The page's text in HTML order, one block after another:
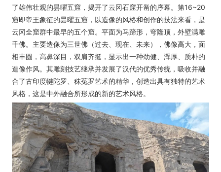
了雄伟壮观的昙曜五窟，揭开了云冈石窟开凿的序幕。第16~20
窟即帝王象征的昙曜五窟，以造像的风格和创作的技法来看，是
云冈全窟群中最早的五个窟。平面为马蹄形，穹隆顶，外壁满雕
千佛。主要造像为三世佛（过去、现在、未来），佛像高大，面
相丰圆，高鼻深目，双肩齐挺，显示出一种劲健、浑厚、质朴的
造像作风。其雕刻技艺继承并发展了汉代的优秀传统，吸收并融
合了古印度犍陀罗、秣菟罗艺术的精华，创造出具有独特的艺术
风格，这是中外融合所形成的新的艺术风格。